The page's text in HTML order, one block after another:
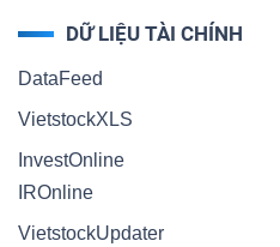
DỮ LIỆU TÀI CHÍNH
DataFeed
VietstockXLS
InvestOnline
IROnline
VietstockUpdater